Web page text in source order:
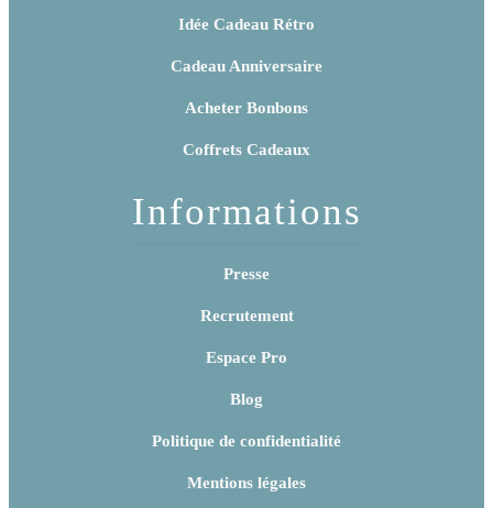
Idée Cadeau Rétro
Cadeau Anniversaire
Acheter Bonbons
Coffrets Cadeaux
Informations
Presse
Recrutement
Espace Pro
Blog
Politique de confidentialité
Mentions légales